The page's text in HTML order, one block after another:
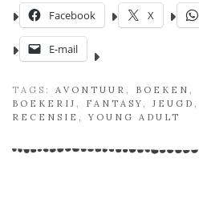
Facebook X
E-mail
TAGS: AVONTUUR BOEKEN
BOEKERIJ
FANTASY JEUGD
RECENSIE
,YOUNG ADULT